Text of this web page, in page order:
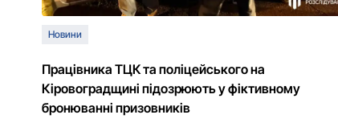
Новини
Працівника ТЦК та поліцейського на
Кіровоградщині підозрюють у фіктивному
бронюванні призовників